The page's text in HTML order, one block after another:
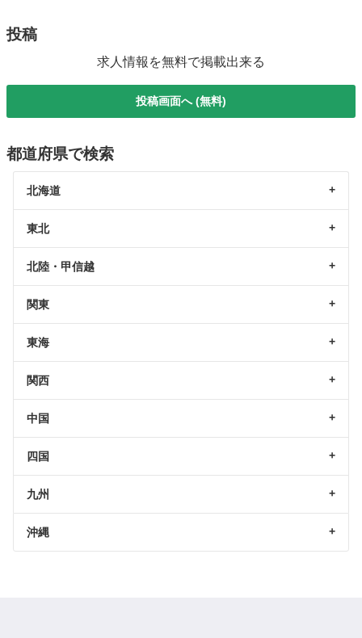
投稿
求人情報を無料で掲載出来る
投稿画面へ (無料)
都道府県で検索
北海道
東北
北陸・甲信越
関東
東海
関西
中国
四国
九州
沖縄